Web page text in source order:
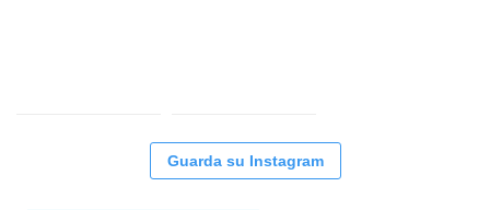
Guarda su Instagram